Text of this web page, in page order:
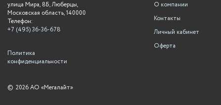
О компании
Контакты
Личный кабинет
Оферта
улица Мира, 8Б, Люберцы,
Московская область, 140000
Телефон:
+7 (495) 36-36-678
Политика
конфиденциальности
© 2026 АО «Мегалайт»